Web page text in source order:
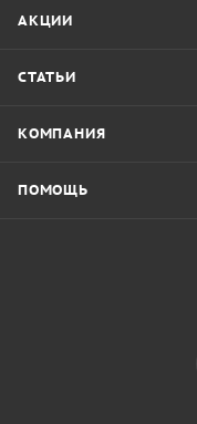
АКЦИИ
СТАТЬИ
КОМПАНИЯ
ПОМОЩЬ